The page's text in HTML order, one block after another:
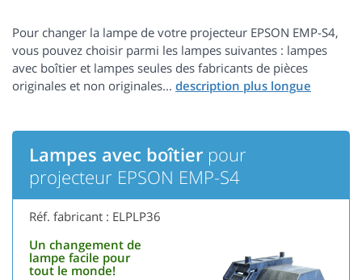
Pour changer la lampe de votre projecteur EPSON EMP-S4,
vous pouvez choisir parmi les lampes suivantes : lampes
avec boîtier et lampes seules des fabricants de pièces
originales et non originales...
Lampes avec boîtier pour
projecteur EPSON EMP-S4
Réf. fabricant : ELPLP36
Un changement de
lampe facile pour
tout le monde!